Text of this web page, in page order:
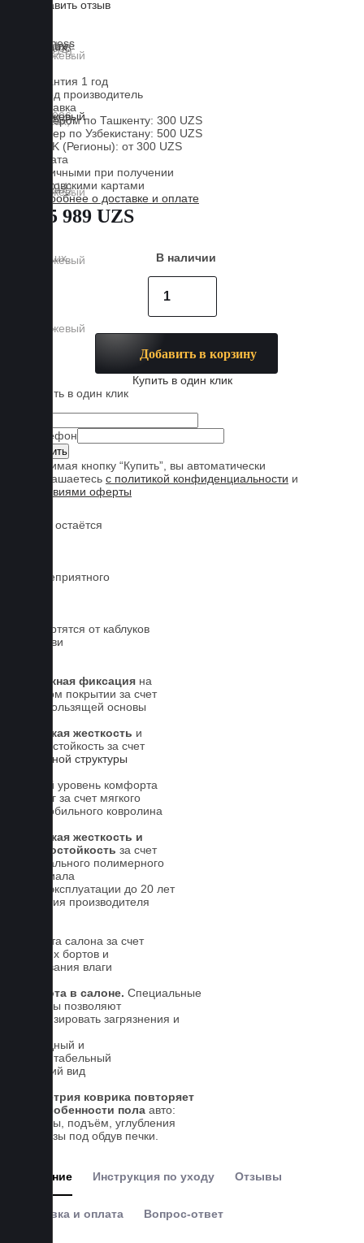
Оставить отзыв
Business
Гарантия 1 год
Завод производитель
Доставка
Курьером по Ташкенту: 300 UZS
Курьер по Узбекистану: 500 UZS
CDEK (Регионы): от 300 UZS
Оплата
Наличными при получении
Банковскими картами
Подробнее о доставке и оплате
885 989 UZS
В наличии
Добавить в корзину
Купить в один клик
Купить в один клик
Телефон
Нажимая кнопку “Купить”, вы автоматически
соглашаетесь с политикой конфиденциальности и
условиями оферты
Обувь остаётся
Нет неприятного
Не портятся от каблуков
на обуви
Надежная фиксация на
штатном покрытии за счет
антискользящей основы
Высокая жесткость и
износостойкость за счет
5-слойной структуры
Новый уровень комфорта
для ног за счет мягкого
автомобильного ковролина
Высокая жесткость и
износостойкость за счет
специального полимерного
материала
Срок эксплуатации до 20 лет
Гарантия производителя
Чистота салона за счет
высоких бортов и
впитывания влаги
Чистота в салоне. Специальные
выступы позволяют
локализировать загрязнения и
Солидный и
презентабельный
внешний вид
Геометрия коврика повторяет
все особенности пола авто:
выступы, подъём, углубления
и вырезы под обдув печки.
Описание Инструкция по уходу Отзывы
Доставка и оплата Вопрос-ответ